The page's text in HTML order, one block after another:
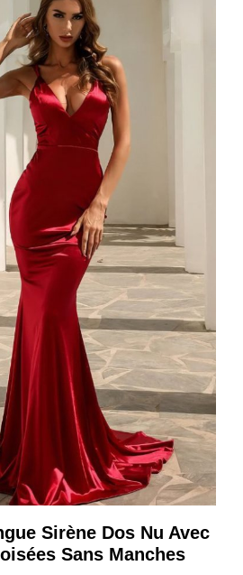
Sirène Dos Nu Avec
Sans Manches